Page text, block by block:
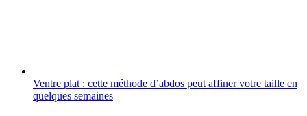
Ventre plat : cette méthode d’abdos peut affiner votre taille en
quelques semaines